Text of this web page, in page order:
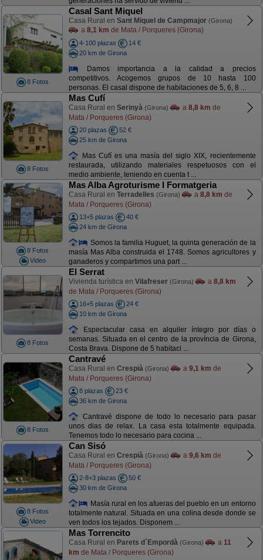
8 Fotos
Casal Sant Miquel
Casa Rural en Sant Miquel de Campmajor (Girona)
a 8,1 km de Mata / Porqueres (Girona)
4-100 plazas
14 €
20 km de Girona
Damos importancia a la calidad a precios
competitivos. Acogemos grupos de 10 hasta 100
personas. El casal dispone de habitaciones de 5, 6, 8 ...
8 Fotos
Mas Cufí
Casa Rural en Serinyà (Girona) a 8,8 km de
Mata / Porqueres (Girona)
20 plazas
52 €
25 km de Girona
Mas Cufí es una masía del siglo XIX, recientemente
restaurada, utilizando materiales respetuosos con el
medio ambiente, teniendo en cuenta t ...
8 Fotos
Video
Mas Alba Agroturisme I Formatgeria
Casa Rural en Terradelles (Girona) a 8,8 km de
Mata / Porqueres (Girona)
13+5 plazas
40 €
24 km de Girona
Somos la familia Huguet, la quinta generación de la
masía Mas Alba construida el 1748. Somos agricultores y
ganaderos y compartimos una part ...
8 Fotos
El Serrat
Vivienda turística en Vilafreser (Girona) a 8,8 km
de Mata / Porqueres (Girona)
16+5 plazas
24 €
10 km de Girona
Espectacular casa en alquiler íntegro por días o
semanas. Situada en el centro de la província de Girona,
Costa Brava. Dispone de 5 habitaci ...
8 Fotos
Cantravé
Casa Rural en Crespià (Girona) a 9,1 km de
Mata / Porqueres (Girona)
8 plazas
23 €
36 km de Girona
Cantravé dispone de todo lo necesario para pasar
unos dias de relax. La casa esta totalmente equipada.
Tenemos todo lo necesario para cocina ...
8 Fotos
Video
Can Sisó
Casa Rural en Crespià (Girona) a 9,6 km de
Mata / Porqueres (Girona)
2-8+3 plazas
50 €
30 km de Girona
Masía rural en los afueras del pueblo en un entorno
totalmente natural. Situada en una colina desde donde se
ven todos los tejados. Disponem ...
Mas Torrencito
Casa Rural en Parets d´Empordà (Girona) a 11
km de Mata / Porqueres (Girona)